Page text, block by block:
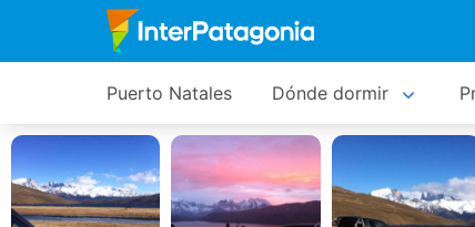
Puerto Natales Dónde dormir